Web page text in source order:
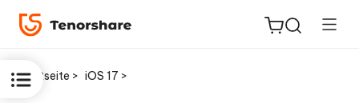
Startseite > iOS 17 >